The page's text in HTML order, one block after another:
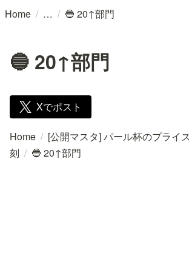
Home / / 🔵 20↑部門
🔵 20↑部門
Xでポスト
Home / [公開マスタ] パール杯のプライ
刻 / 🔵 20↑部門